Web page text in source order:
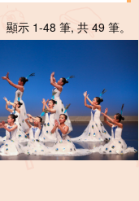
顯示 1-48 筆, 共 49 筆。